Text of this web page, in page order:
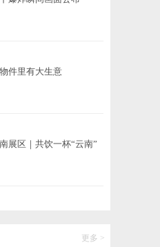
件里有大生意
展区｜共饮一杯“云南”
更多 >